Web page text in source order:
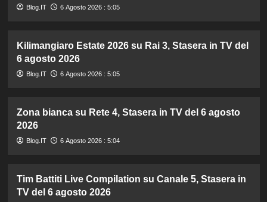
Blog.IT 6 Agosto 2026 : 5:05
Kilimangiaro Estate 2026 su Rai 3, Stasera in TV del
6 agosto 2026
Blog.IT 6 Agosto 2026 : 5:05
Zona bianca su Rete 4, Stasera in TV del 6 agosto
2026
Blog.IT 6 Agosto 2026 : 5:04
Tim Battiti Live Compilation su Canale 5, Stasera in
TV del 6 agosto 2026